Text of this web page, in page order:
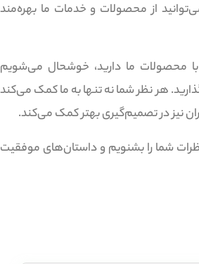
از محصولات و خدمات ما بهره‌مند
محصولات ما دارید، خوشحال می‌شویم
هر نظر شما نه تنها به ما کمک می‌کند
نیز در تصمیم‌گیری بهتر کمک می‌کند.
شما را بشنویم و داستان‌های موفقیت